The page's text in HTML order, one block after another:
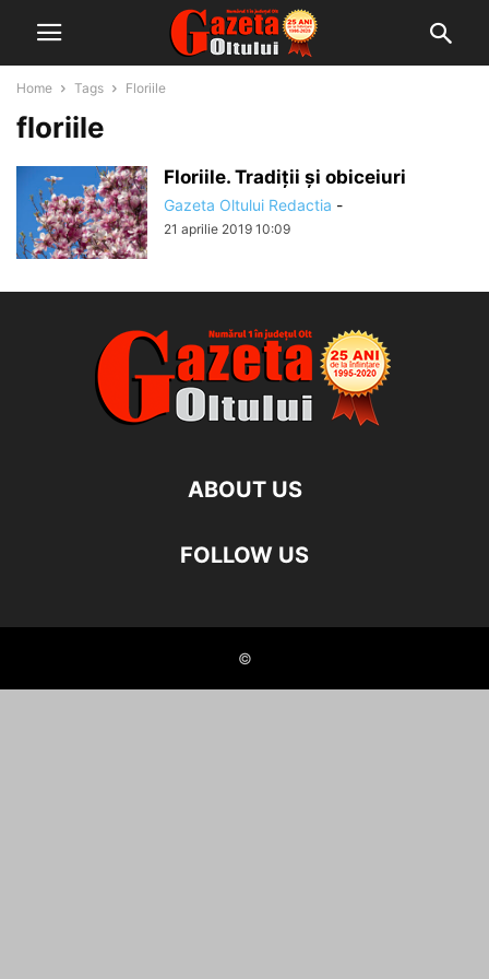
Home Tags Floriile
floriile
Floriile. Tradiții și obiceiuri
Gazeta Oltului Redactia -
21 aprilie 2019 10:09
ABOUT US
FOLLOW US
©